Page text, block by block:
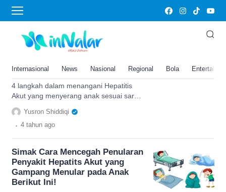
Internasional News Nasional Regional Bola
Hanifah Oswari
Simak 4 Langkah Penanganan
Hepatitis Akut yang Harus
Saran Dokter Hanifah Oswari
4 langkah dalam menangani Hepatitis
Akut yang menyerang anak sesuai saran
dari dokter spesialis anak, Prof.Dr.dr.
Hanifah Oswari, Sp.A(K)
Yusron Shiddiqi
. 4 tahun ago
Simak Cara Mencegah Penularan
Penyakit Hepatits Akut yang
Gampang Menular pada Anak
Berikut Ini!